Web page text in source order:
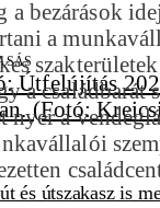
és útszakasz is
a bezárások
a
a családbarát
nyer a